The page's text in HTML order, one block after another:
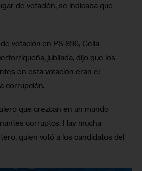
de votación, se indicaba que
votación en PS 896, Celia
jubilada, dijo que los
en esta votación eran el
corrupción.
que crezcan en un mundo
corruptos. Hay mucha
quien votó a los candidatos del